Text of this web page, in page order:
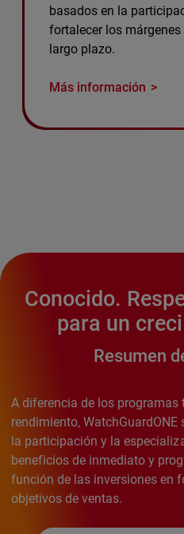
basados en la
fortalecer los
largo plazo.
Más información
Conocido.
para un
Resumen
A diferencia de los
rendimiento,
la participación y la
beneficios de inmediato y
función de las inversiones en
objetivos de ventas.